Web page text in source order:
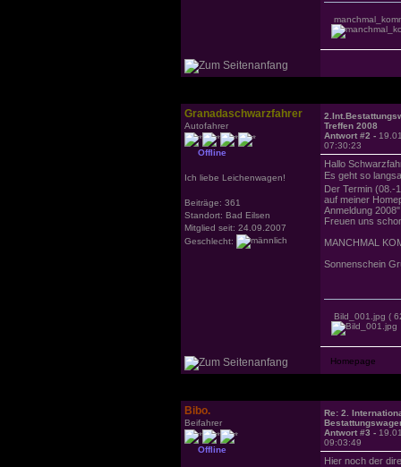
Granadaschwarzfahrer
Autofahrer
Offline
Ich liebe Leichenwagen!
Beiträge: 361
Standort: Bad Eilsen
Mitglied seit: 24.09.2007
Geschlecht:
Treffen 2008
Antwort #2 -
07:30:23
Hallo
Es geht so
Der Termin (08.-
auf meiner
Anmeldung
Freuen uns
MANCHMAL
Sonnenschein
Bild_001.jpg (
Bibo.
Beifahrer
Offline
Re: 2.
Antwort #3 -
09:03:49
Hier noch der